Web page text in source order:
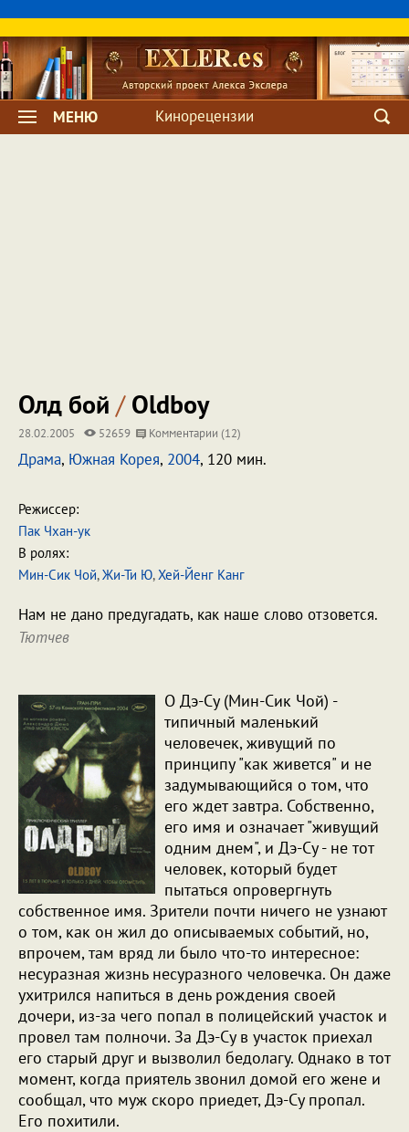
МЕНЮ Кинорецензии
Олд бой /Oldboy
28.02.2005 52659 Комментарии (12)
Драма, Южная Корея, 2004, 120 мин.
Режиссер:
Пак Чхан-ук
В ролях:
Мин-Сик Чой,Жи-Ти Ю,Хей-Йенг Канг
Нам не дано предугадать, как наше слово отзовется.
Тютчев
О Дэ-Су (Мин-Сик Чой) -
типичный маленький
человечек, живущий по
принципу "как живется" и не
задумывающийся о том, что
его ждет завтра. Собственно,
его имя и означает "живущий
одним днем", и Дэ-Су - не тот
человек, который будет
пытаться опровергнуть
собственное имя. Зрители почти ничего не узнают
о том, как он жил до описываемых событий, но,
впрочем, там вряд ли было что-то интересное:
несуразная жизнь несуразного человечка. Он даже
ухитрился напиться в день рождения своей
дочери, из-за чего попал в полицейский участок и
провел там полночи. За Дэ-Су в участок приехал
его старый друг и вызволил бедолагу. Однако в тот
момент, когда приятель звонил домой его жене и
сообщал, что муж скоро приедет, Дэ-Су пропал.
Его похитили.